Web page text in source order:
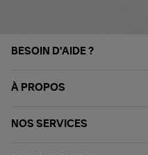
BESOIN D'AIDE ?
À PROPOS
NOS SERVICES